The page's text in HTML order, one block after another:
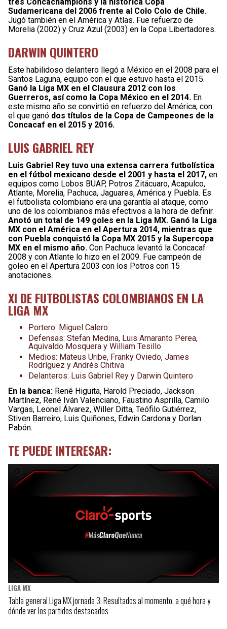
Sudamericana del 2006 frente al Colo Colo de Chile.
Jugó también en el América y Atlas. Fue refuerzo de
Morelia (2002) y Cruz Azul (2003) en la Copa Libertadores.
DARWIN QUINTERO
Este habilidoso delantero llegó a México en el 2008 para el
Santos Laguna, equipo con el que estuvo hasta el 2015.
Ganó la Liga MX en el Clausura 2012 con los
Guerreros, así como la Copa México en el 2014. En
este mismo año se convirtió en refuerzo del América, con
el que ganó dos títulos de la Copa de Campeones de la
Concacaf en el 2015 y 2016.
LUIS GABRIEL REY
Luis Gabriel Rey tuvo una extensa carrera futbolística
en el fútbol mexicano desde el 2001 y hasta el 2017, en
equipos como Lobos BUAP, Potros Zitácuaro, Acapulco,
Atlante, Morelia, Pachuca, Jaguares, América y Puebla. Es
el futbolista colombiano era una garantía al ataque, como
uno de los colombianos más efectivos a la hora de definir.
Anotó un total de 149 goles en la Liga MX. Ganó la Liga
MX con el América en el Apertura 2014, mientras que
con Puebla conquistó la Copa MX 2015 y la Supercopa
MX en el mismo año. Con Pachuca levantó la Concacaf
2008 y con Atlante lo hizo en el 2009. Fue campeón de
goleo en el Apertura 2003 con los Potros con 15
anotaciones.
XI DE FUTBOLISTAS COLOMBIANOS EN LA
LIGA MX
Portero: Miguel Calero
Defensas: Stefan Medina, Luis Amaranto Perea,
Aquivaldo Mosquera y William Tesillo
Medios: Mateus Uribe, Franky Oviedo, James
Rodríguez y Andrés Chitiva
Delanteros: Luis Gabriel Rey y Darwin Quintero
En la banca: René Higuita, Harold Preciado, Jackson
Martínez, René Iván Valenciano, Faustino Asprilla, Camilo
Vargas, Leonel Álvarez, Willer Ditta, Teófilo Gutiérrez,
Stiven Barreiro, Luis Quiñones, Edwin Cardona y Dorlan
Pabón.
TE PUEDE INTERESAR:
LIGA MX
Tabla general Liga MX jornada 3: Resultados al momento, a qué hora y
dónde ver los partidos destacados